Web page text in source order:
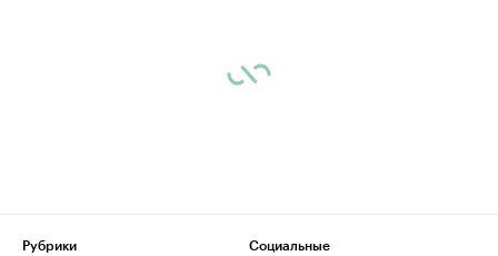
Рубрики
Социальные